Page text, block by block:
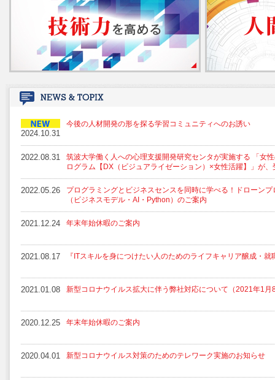
2024.10.31
今後の人材開発の形を探る学習コミュニティへのお誘い
2022.08.31
筑波大学働く人への心理支援開発研究センタが実施する 「女
ログラム【DX（ビジュアライゼーション）×女性活躍】」が
2022.05.26
プログラミングとビジネスセンスを同時に学べる！ドローン
（ビジネスモデル・AI・Python）のご案内
2021.12.24 年末年始休暇のご案内
2021.08.17 『ITスキルを身につけたい人のためのライフキャリア醸成・
2021.01.08 新型コロナウイルス拡大に伴う弊社対応について（2021年1月
2020.12.25 年末年始休暇のご案内
2020.04.01 新型コロナウイルス対策のためのテレワーク実施のお知らせ